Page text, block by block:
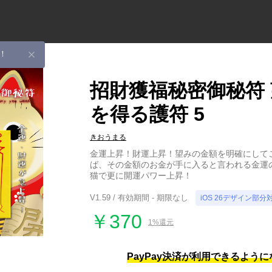
招財獲福秘密御秘符
を得る護符 5
きおうまる
金運上昇！財運上昇！望みの金額を明確にして
ば、その金額のお金が手に入ると言われる金
猫で更に開運パワー上昇！
V1.59 / 有効期間 - 期限なし iOS 26デザイン部分
￥370 1%還元
PayPay決済が利用できるように